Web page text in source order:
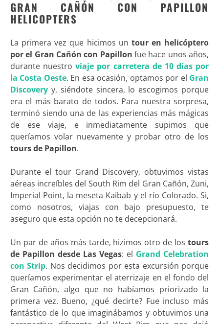
GRAN CAÑÓN CON PAPILLON
HELICOPTERS
La primera vez que hicimos un tour en helicóptero
por el Gran Cañón con Papillonfue hace unos años,
durante nuestroviaje por carretera de 10 días por
la Costa Oeste. En esa ocasión, optamos por el Gran
Discoveryy, siéndote sincera, lo escogimos porque
era el más barato de todos. Para nuestra sorpresa,
terminó siendo una de las experiencias más mágicas
de ese viaje, e inmediatamente supimos que
queríamos volar nuevamente y probar otro de los
tours de Papillon.
Durante el tour Grand Discovery, obtuvimos vistas
aéreas increíbles del South Rim del Gran Cañón, Zuni,
Imperial Point, la meseta Kaibab y el río Colorado. Si,
como nosotros, viajas con bajo presupuesto, te
aseguro que esta opción no te decepcionará.
Un par de años más tarde, hizimos otro de lostours
de Papillon desde Las Vegas: el Grand Celebration
con Strip. Nos decidimos por esta excursión porque
queríamos experimentar el aterrizaje en el fondo del
Gran Cañón, algo que no habíamos priorizado la
primera vez. Bueno, ¿qué decirte? Fue incluso más
fantástico de lo que imaginábamos y obtuvimos una